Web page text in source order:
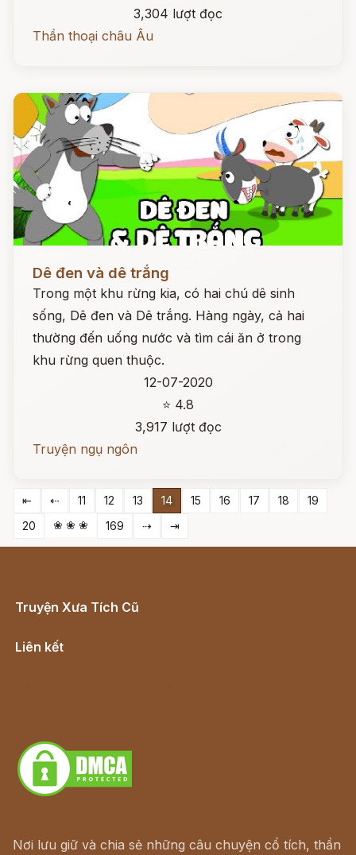
3,304 lượt đọc
Thần thoại châu Âu
Dê đen và dê trắng
Trong một khu rừng kia, có hai chú dê sinh
sống, Dê đen và Dê trắng. Hàng ngày, cả hai
thường đến uống nước và tìm cái ăn ở trong
khu rừng quen thuộc.
12-07-2020
⭐ 4.8
3,917 lượt đọc
Truyện ngụ ngôn
⇤ ⇠ 11 12 13 14 15 16 17 18
19
20
❀ ❀ ❀ 169 ⇢ ⇥
Truyện Xưa Tích Cũ
Liên kết
Nơi lưu giữ và chia sẻ những câu chuyện cổ tích, thần